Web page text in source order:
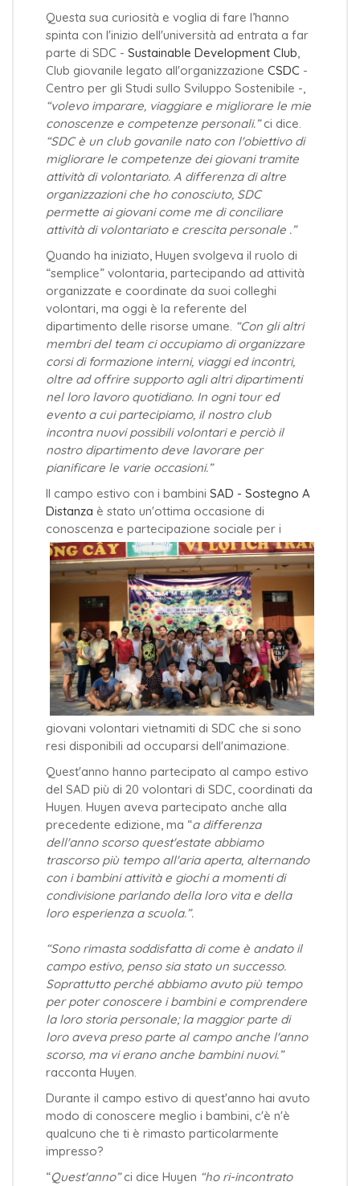
Questa sua curiosità e voglia di fare l’hanno
spinta con l'inizio dell'università ad entrata a far
parte di SDC - Sustainable Development Club
Club giovanile legato all'organizzazione CSDC -
Centro per gli Studi sullo Sviluppo Sostenibile -,
“volevo imparare, viaggiare e migliorare le mie
conoscenze e competenze personali.”ci dice.
“SDC è un club govanile nato con l'obiettivo di
migliorare le competenze dei giovani tramite
attività di volontariato. A differenza di altre
organizzazioni che ho conosciuto, SDC
permette ai giovani come me di conciliare
attività di volontariato e crescita personale .”
Quando ha iniziato, Huyen svolgeva il ruolo di
“semplice” volontaria, partecipando ad attività
organizzate e coordinate da suoi colleghi
volontari, ma oggi è la referente del
dipartimento delle risorse umane. “Con gli altri
membri del team ci occupiamo di organizzare
corsi di formazione interni, viaggi ed incontri,
oltre ad offrire supporto agli altri dipartimenti
nel loro lavoro quotidiano. In ogni tour ed
evento a cui partecipiamo, il nostro club
incontra nuovi possibili volontari e perciò il
nostro dipartimento deve lavorare per
pianificare le varie occasioni.”
Il campo estivo con i bambini SAD - Sostegno A
Distanza è stato un'ottima occasione di
conoscenza e partecipazione sociale per i
giovani volontari vietnamiti di SDC che si sono
resi disponibili ad occuparsi dell'animazione.
Quest'anno hanno partecipato al campo estivo
del SAD più di 20 volontari di SDC, coordinati da
Huyen. Huyen aveva partecipato anche alla
precedente edizione, ma “a differenza
dell'anno scorso quest'estate abbiamo
trascorso più tempo all'aria aperta, alternando
con i bambini attività e giochi a momenti di
condivisione parlando della loro vita e della
loro esperienza a scuola.”.
“Sono rimasta soddisfatta di come è andato il
campo estivo, penso sia stato un successo.
Soprattutto perché abbiamo avuto più tempo
per poter conoscere i bambini e comprendere
la loro storia personale; la maggior parte di
loro aveva preso parte al campo anche l'anno
scorso, ma vi erano anche bambini nuovi.”
racconta Huyen.
Durante il campo estivo di quest'anno hai avuto
modo di conoscere meglio i bambini, c'è n'è
qualcuno che ti è rimasto particolarmente
impresso?
“Quest'anno”ci dice Huyen “ho ri-incontrato